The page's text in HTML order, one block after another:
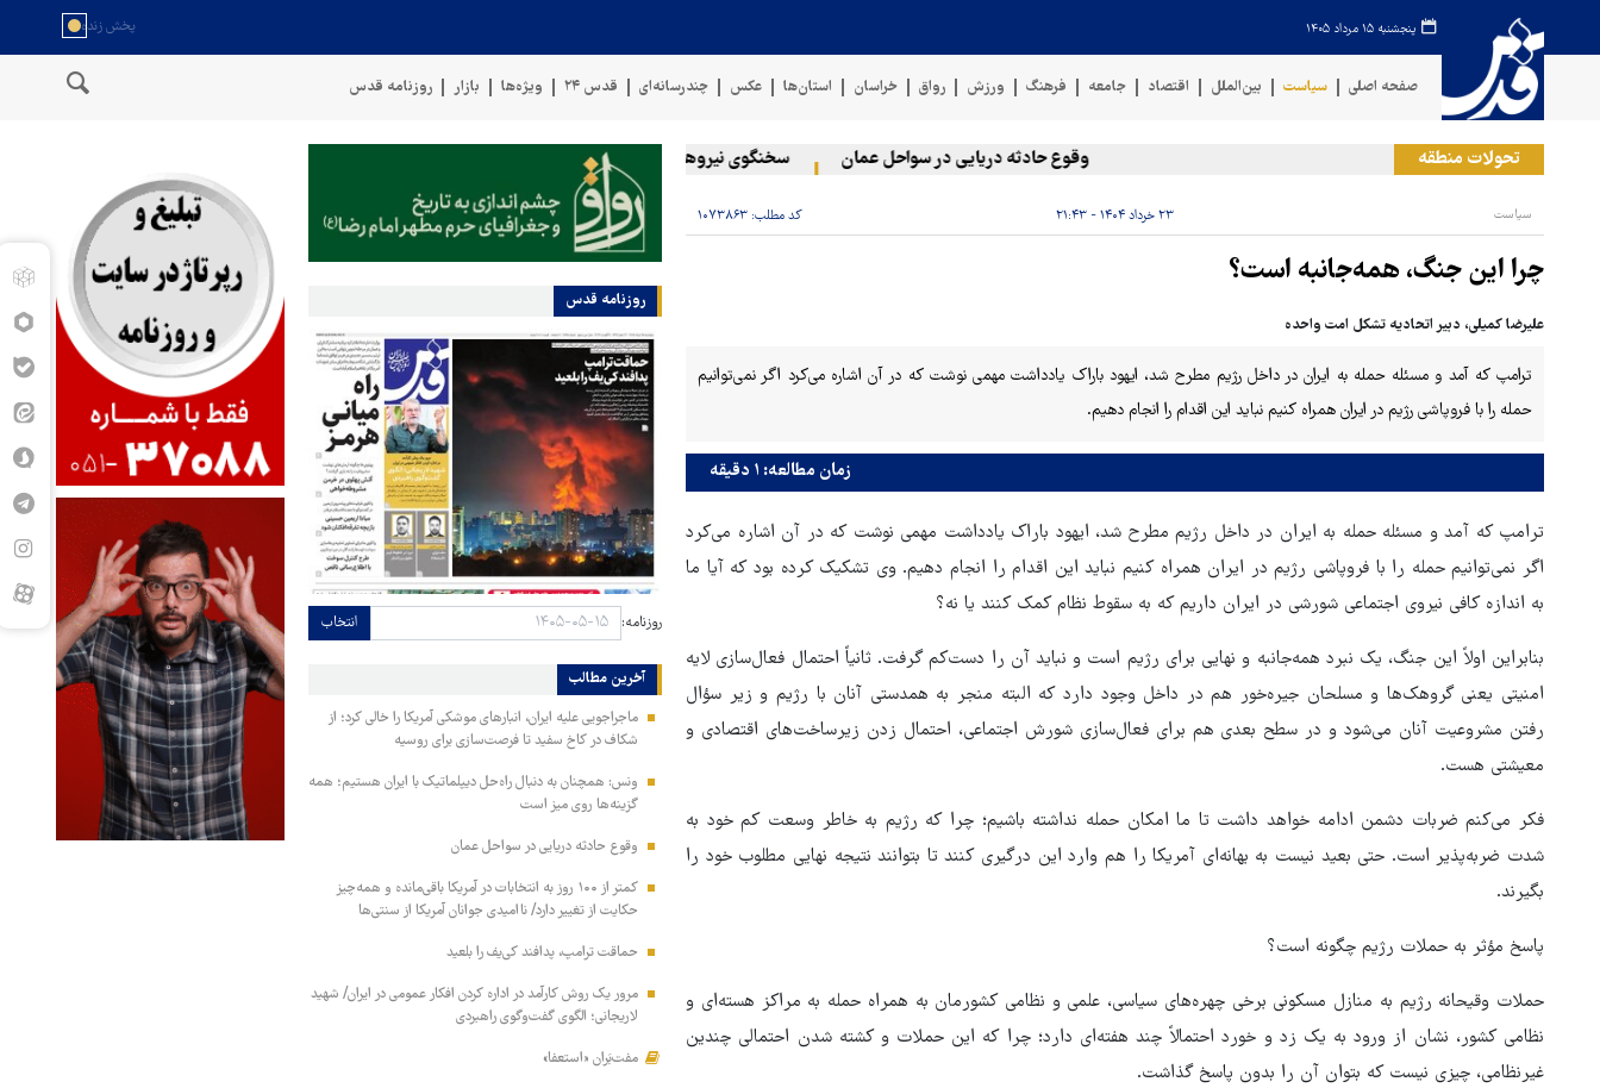
پنجشنبه ۱۵ مرداد ۱۴۰۵
صفحه اصلی سیاست بین‌الملل اقتصاد جامعه فرهنگ ورزش رواق خراسان استان‌ها عکس چندرسانه‌ای قدس ۲۴ ویژه‌ها بازار روزنامه قدس
تحولات منطقه وقوع حادثه دریایی در سواحل عمان سخنگوی نیروهای مسلح یمن: کشتی نفتی عربستان را با موشک بالستیک هدف قرار دادیم
سیاست ۲۳ خرداد ۱۴۰۴ - ۲۱:۴۳ کد مطلب: ۱۰۷۳۸۶۳
چرا این جنگ، همه‌جانبه است؟
علیرضا کمیلی، دبیر اتحادیه تشکل امت ‌واحده
ترامپ که آمد و مسئله حمله به ایران در داخل رژیم مطرح شد، ایهود باراک یادداشت مهمی نوشت که در آن اشاره می‌کرد اگر نمی‌توانیم
حمله را با فروپاشی رژیم در ایران همراه کنیم نباید این اقدام را انجام دهیم.
زمان مطالعه: ۱ دقیقه
ترامپ که آمد و مسئله حمله به ایران در داخل رژیم مطرح شد، ایهود باراک یادداشت مهمی نوشت که در آن اشاره می‌کرد
اگر نمی‌توانیم حمله را با فروپاشی رژیم در ایران همراه کنیم نباید این اقدام را انجام دهیم. وی تشکیک کرده بود که آیا ما
به اندازه کافی نیروی اجتماعی شورشی در ایران داریم که به سقوط نظام کمک کنند یا نه؟
بنابراین اولاً این جنگ، یک نبرد همه‌جانبه و نهایی برای رژیم است و نباید آن را دست‌کم گرفت. ثانیاً احتمال فعال‌سازی لایه
امنیتی یعنی گروهک‌ها و مسلحان جیره‌خور هم در داخل وجود دارد که البته منجر به همدستی آنان با رژیم و زیر سؤال
رفتن مشروعیت آنان می‌شود و در سطح بعدی هم برای فعال‌سازی شورش اجتماعی، احتمال زدن زیرساخت‌های اقتصادی و
معیشتی هست.
فکر می‌کنم ضربات دشمن ادامه خواهد داشت تا ما امکان حمله نداشته باشیم؛ چرا که رژیم به خاطر وسعت کم خود به
شدت ضربه‌پذیر است. حتی بعید نیست به بهانه‌ای آمریکا را هم وارد این درگیری کنند تا بتوانند نتیجه نهایی مطلوب خود را
بگیرند.
پاسخ مؤثر به حملات رژیم چگونه است؟
حملات وقیحانه رژیم به منازل مسکونی برخی چهره‌های سیاسی، علمی و نظامی کشورمان به همراه حمله به مراکز هسته‌ای و
نظامی کشور، نشان از ورود به یک زد و خورد احتمالاً چند هفته‌ای دارد؛ چرا که این حملات و کشته شدن احتمالی چندین
غیرنظامی، چیزی نیست که بتوان آن را بدون پاسخ گذاشت.
روزنامه قدس
روزنامه: انتخاب
آخرین مطالب
ماجراجویی علیه ایران، انبارهای موشکی آمریکا را خالی کرد؛ از
شکاف در کاخ سفید تا فرصت‌سازی برای روسیه
ونس: همچنان به دنبال راه‌حل دیپلماتیک با ایران هستیم؛ همه
گزینه‌ها روی میز است
وقوع حادثه دریایی در سواحل عمان
کمتر از ۱۰۰ روز به انتخابات در آمریکا باقی‌مانده و همه‌چیز
حکایت از تغییر دارد/ ناامیدی جوانان آمریکا از سنتی‌ها
حماقت ترامپ، پدافند کی‌یف را بلعید
مرور یک روش کارآمد در اداره کردن افکار عمومی در ایران/ شهید
لاریجانی؛ الگوی گفت‌وگوی راهبردی
مفت‌بَران «استعفا»